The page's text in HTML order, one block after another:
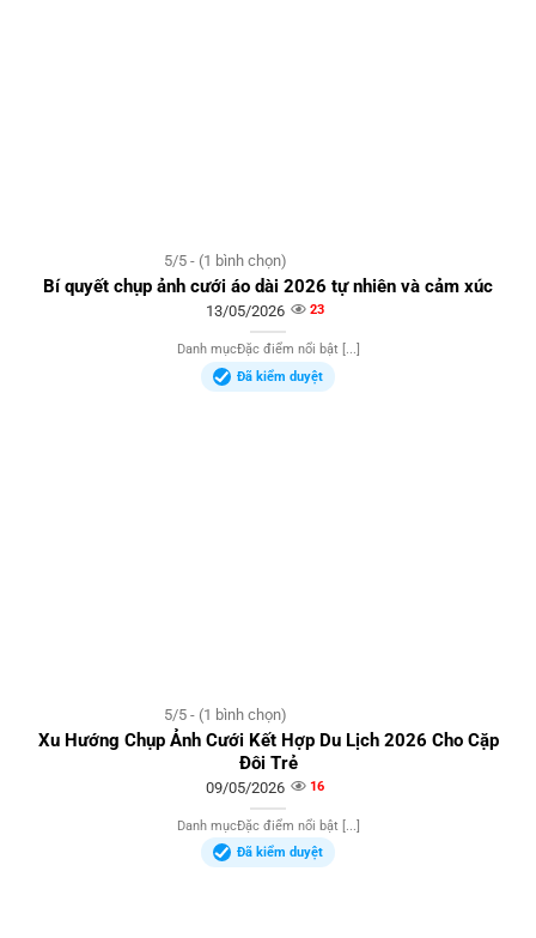
5/5 - (1 bình chọn)
Bí quyết chụp ảnh cưới áo dài 2026 tự nhiên và cảm xúc
13/05/2026 23
Danh mụcĐặc điểm nổi bật [...]
Đã kiểm duyệt
5/5 - (1 bình chọn)
Xu Hướng Chụp Ảnh Cưới Kết Hợp Du Lịch 2026 Cho Cặp
Đôi Trẻ
09/05/2026 16
Danh mụcĐặc điểm nổi bật [...]
Đã kiểm duyệt